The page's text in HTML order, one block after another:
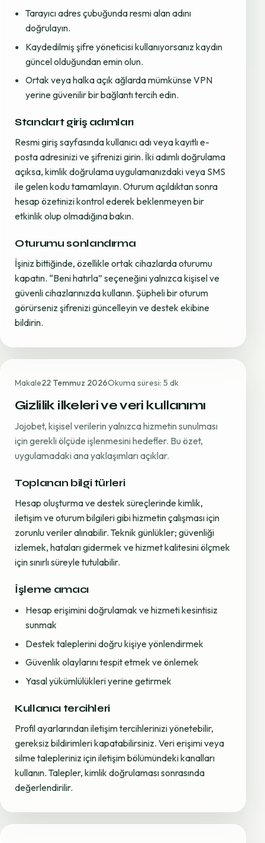
Tarayıcı adres çubuğunda resmi alan adını
doğrulayın.
Kaydedilmiş şifre yöneticisi kullanıyorsanız kaydın
güncel olduğundan emin olun.
Ortak veya halka açık ağlarda mümkünse VPN
yerine güvenilir bir bağlantı tercih edin.
Standart giriş adımları
Resmi giriş sayfasında kullanıcı adı veya kayıtlı e-
posta adresinizi ve şifrenizi girin. İki adımlı doğrulama
açıksa, kimlik doğrulama uygulamanızdaki veya SMS
ile gelen kodu tamamlayın. Oturum açıldıktan sonra
hesap özetinizi kontrol ederek beklenmeyen bir
etkinlik olup olmadığına bakın.
Oturumu sonlandırma
İşiniz bittiğinde, özellikle ortak cihazlarda oturumu
kapatın. “Beni hatırla” seçeneğini yalnızca kişisel ve
güvenli cihazlarınızda kullanın. Şüpheli bir oturum
görürseniz şifrenizi güncelleyin ve destek ekibine
bildirin.
Makale22 Temmuz 2026Okuma süresi: 5 dk
Gizlilik ilkeleri ve veri kullanımı
Jojobet, kişisel verilerin yalnızca hizmetin sunulması
için gerekli ölçüde işlenmesini hedefler. Bu özet,
uygulamadaki ana yaklaşımları açıklar.
Toplanan bilgi türleri
Hesap oluşturma ve destek süreçlerinde kimlik,
iletişim ve oturum bilgileri gibi hizmetin çalışması için
zorunlu veriler alınabilir. Teknik günlükler; güvenliği
izlemek, hataları gidermek ve hizmet kalitesini ölçmek
için sınırlı süreyle tutulabilir.
İşleme amacı
Hesap erişimini doğrulamak ve hizmeti kesintisiz
sunmak
Destek taleplerini doğru kişiye yönlendirmek
Güvenlik olaylarını tespit etmek ve önlemek
Yasal yükümlülükleri yerine getirmek
Kullanıcı tercihleri
Profil ayarlarından iletişim tercihlerinizi yönetebilir,
gereksiz bildirimleri kapatabilirsiniz. Veri erişimi veya
silme talepleriniz için iletişim bölümündeki kanalları
kullanın. Talepler, kimlik doğrulaması sonrasında
değerlendirilir.